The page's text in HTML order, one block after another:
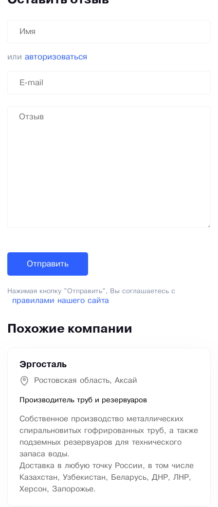
или авторизоваться
Нажимая кнопку "Отправить", Вы соглашаетесь с
правилами нашего сайта
Похожие компании
Эргосталь
Ростовская область, Аксай
Производитель труб и резервуаров
Собственное производство металлических
спиральновитых гофрированных труб, а также
подземных резервуаров для технического
запаса воды.
Доставка в любую точку России, в том числе
Казахстан, Узбекистан, Беларусь, ДНР, ЛНР,
Херсон, Запорожье.